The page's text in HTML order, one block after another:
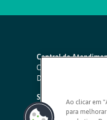
Central de
Capitais e regiões
Demais localidades:
SAC 24 horas
Ouvidoria
Ao clicar em
para